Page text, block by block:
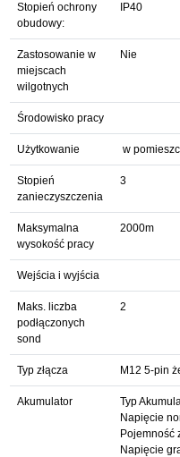
Stopień ochrony
obudowy:
IP40
Zastosowanie w
miejscach
wilgotnych
Nie
Środowisko pracy
Użytkowanie w
Stopień
zanieczyszczenia
3
Maksymalna
wysokość pracy
2000m
Wejścia i wyjścia
Maks. liczba
podłączonych
sond
2
Typ złącza M12 5-pin
Akumulator
Typ
Napięcie
Pojemność
Napięcie